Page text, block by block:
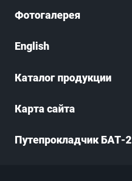
Фотогалерея
English
Каталог продукции
Карта сайта
Путепрокладчик БАТ-2